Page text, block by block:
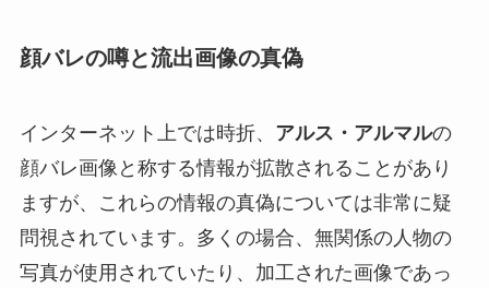
顔バレの噂と流出画像の真偽
インターネット上では時折、 アルス・アルマルの
顔バレ画像と称する情報が拡散されることがあり
ますが、これらの情報の真偽については非常に疑
問視されています。多くの場合、無関係の人物の
写真が使用されていたり、加工された画像であっ